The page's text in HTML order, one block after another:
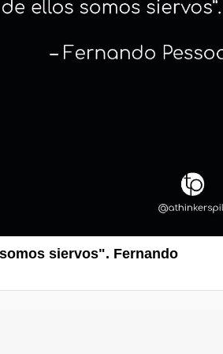
siervos". Fernando